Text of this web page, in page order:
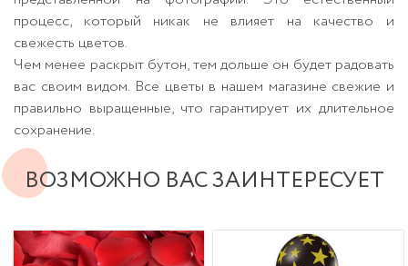
процесс, который никак не влияет на качество и
свежесть цветов.
Чем менее раскрыт бутон, тем дольше он будет радовать
вас своим видом. Все цветы в нашем магазине свежие и
правильно выращенные, что гарантирует их длительное
сохранение.
ВОЗМОЖНО ВАС ЗАИНТЕРЕСУЕТ